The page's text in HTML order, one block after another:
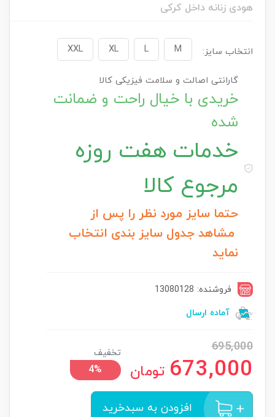
هودی زنانه داخل کرکی
انتخاب سایز: M
L
XL
XXL
گارانتی اصالت و سلامت فیزیکی کالا
خریدی با خیال راحت و ضمانت
شده
خدمات هفت روزه
مرجوع کالا
حتما سایز مورد نظر را پس از
مشاهد جدول سایز بندی انتخاب
نماید
فروشنده: 13080128
آماده ارسال
695,000
673,000 تومان
تخفیف
4%
افزودن به سبدخرید